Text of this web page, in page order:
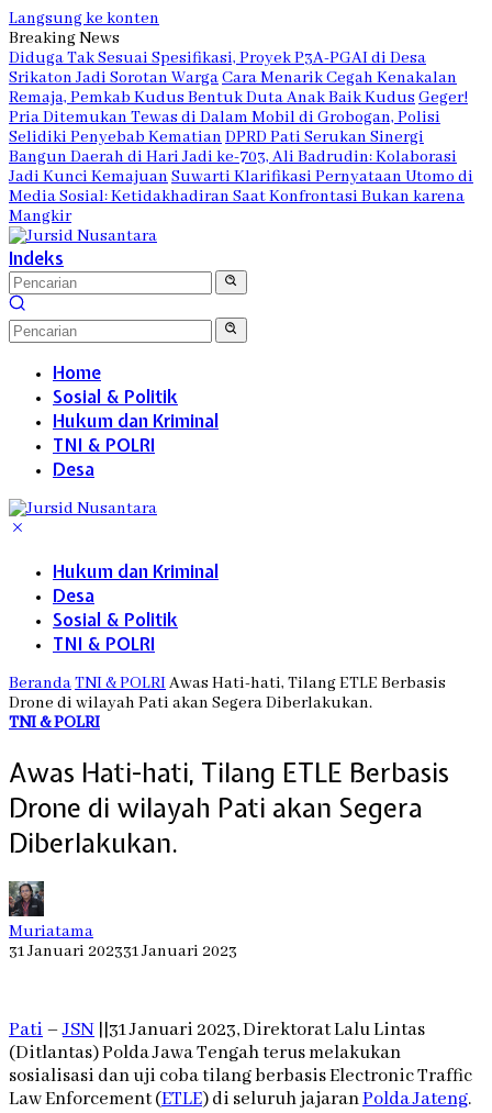
Langsung ke konten
Breaking News
Diduga Tak Sesuai Spesifikasi, Proyek P3A-PGAI di Desa
Srikaton Jadi Sorotan WargaCara Menarik Cegah Kenakalan
Remaja, Pemkab Kudus Bentuk Duta Anak Baik Kudus Geger!
Pria Ditemukan Tewas di Dalam Mobil di Grobogan, Polisi
Selidiki Penyebab Kematian DPRD Pati Serukan Sinergi
Bangun Daerah di Hari Jadi ke-703, Ali Badrudin: Kolaborasi
Jadi Kunci Kemajuan Suwarti Klarifikasi Pernyataan Utomo di
Media Sosial: Ketidakhadiran Saat Konfrontasi Bukan karena
Mangkir
Indeks
Home
Sosial & Politik
Hukum dan Kriminal
TNI & POLRI
Desa
Hukum dan Kriminal
Desa
Sosial & Politik
TNI & POLRI
BerandaTNI & POLRIAwas Hati-hati, Tilang ETLE Berbasis
Drone di wilayah Pati akan Segera Diberlakukan.
TNI & POLRI
Awas Hati-hati, Tilang ETLE Berbasis
Drone di wilayah Pati akan Segera
Diberlakukan.
Muriatama
31 Januari 202331 Januari 2023
Pati–JSN ||31 Januari 2023, Direktorat Lalu Lintas
(Ditlantas) Polda Jawa Tengah terus melakukan
sosialisasi dan uji coba tilang berbasis Electronic Traffic
Law Enforcement (ETLE) di seluruh jajaranPolda Jateng.